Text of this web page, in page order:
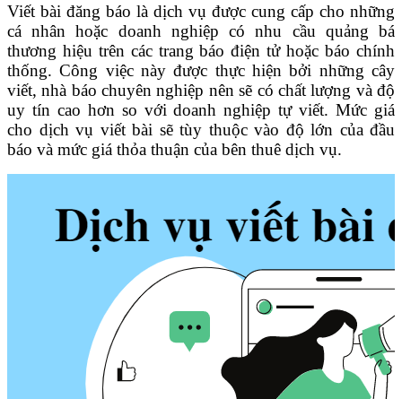
Viết bài đăng báo là dịch vụ được cung cấp cho những
cá nhân hoặc doanh nghiệp có nhu cầu quảng bá
thương hiệu trên các trang báo điện tử hoặc báo chính
thống. Công việc này được thực hiện bởi những cây
viết, nhà báo chuyên nghiệp nên sẽ có chất lượng và độ
uy tín cao hơn so với doanh nghiệp tự viết. Mức giá
cho dịch vụ viết bài sẽ tùy thuộc vào độ lớn của đầu
báo và mức giá thỏa thuận của bên thuê dịch vụ.